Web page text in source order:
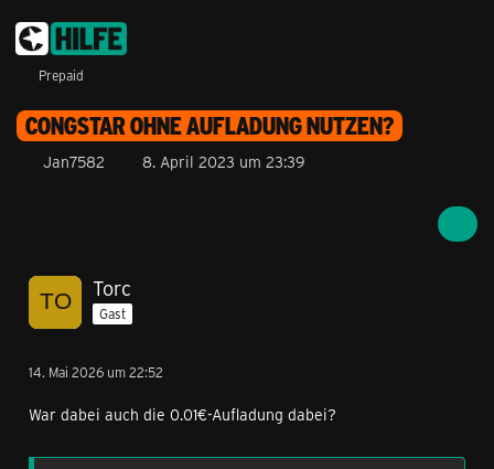
Prepaid
CONGSTAR OHNE AUFLADUNG NUTZEN?
Jan7582 8. April 2023 um 23:39
Torc
Gast
14. Mai 2026 um 22:52
War dabei auch die 0.01€-Aufladung dabei?